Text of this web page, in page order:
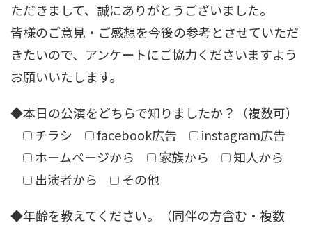
ただきまして、誠にありがとうございました。
皆様のご意見・ご感想を今後の参考とさせていただ
きたいので、アンケートにご協力くださいますよう
お願いいたします。
◆本日の公演をどちらで知りましたか？（複数可）
チラシ
facebook広告
instagram広告
ホームページから
家族から
知人から
出演者から
その他
◆年齢を教えてください。（同伴の方含む・複数